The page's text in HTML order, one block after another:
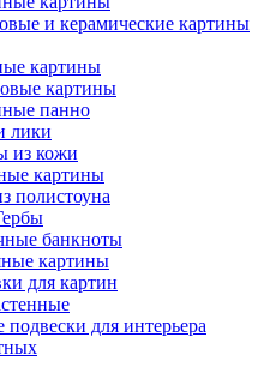
и керамические картины
картины
картины
панно
лики
из кожи
картины
полистоуна
банкноты
картины
для картин
подвески для интерьера